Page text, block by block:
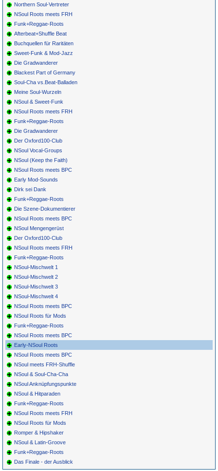
Northern Soul-Vertreter
NSoul Roots meets FRH
Funk+Reggae-Roots
Afterbeat+Shuffle Beat
Buchquellen für Raritäten
Sweet-Funk & Mod-Jazz
Die Gradwanderer
Blackest Part of Germany
Soul-Cha vs.Beat-Balladen
Meine Soul-Wurzeln
NSoul & Sweet-Funk
NSoul Roots meets FRH
Funk+Reggae-Roots
Die Gradwanderer
Der Oxford100-Club
NSoul Vocal-Groups
NSoul (Keep the Faith)
NSoul Roots meets BPC
Early Mod-Sounds
Dirk sei Dank
Funk+Reggae-Roots
Die Szene-Dokumentierer
NSoul Roots meets BPC
NSoul Mengengerüst
Der Oxford100-Club
NSoul Roots meets FRH
Funk+Reggae-Roots
NSoul-Mischwelt 1
NSoul-Mischwelt 2
NSoul-Mischwelt 3
NSoul-Mischwelt 4
NSoul Roots meets BPC
NSoul Roots für Mods
Funk+Reggae-Roots
NSoul Roots meets BPC
Early-NSoul Roots
NSoul Roots meets BPC
NSoul meets FRH-Shuffle
NSoul & Soul-Cha-Cha
NSoul Anknüpfungspunkte
NSoul & Hitparaden
Funk+Reggae-Roots
NSoul Roots meets FRH
NSoul Roots für Mods
Romper & Hipshaker
NSoul & Latin-Groove
Funk+Reggae-Roots
Das Finale - der Ausblick